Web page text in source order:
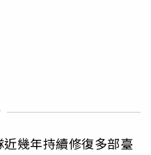
幾年持續修復多部臺